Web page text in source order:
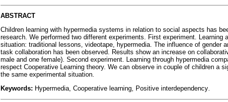
ABSTRACT
Children learning with hypermedia systems in relation to social aspects has
research. We performed two different experiments. First experiment.
situation: traditional lessons, videotape, hypermedia. The influence of gender
task collaboration has been observed. Results show an increase on
male and one female). Second experiment. Learning through hypermedia
respect Cooperative Learning theory. We can observe in couple of children a
the same experimental situation.
Keywords: Hypermedia, Cooperative learning, Positive interdependency.